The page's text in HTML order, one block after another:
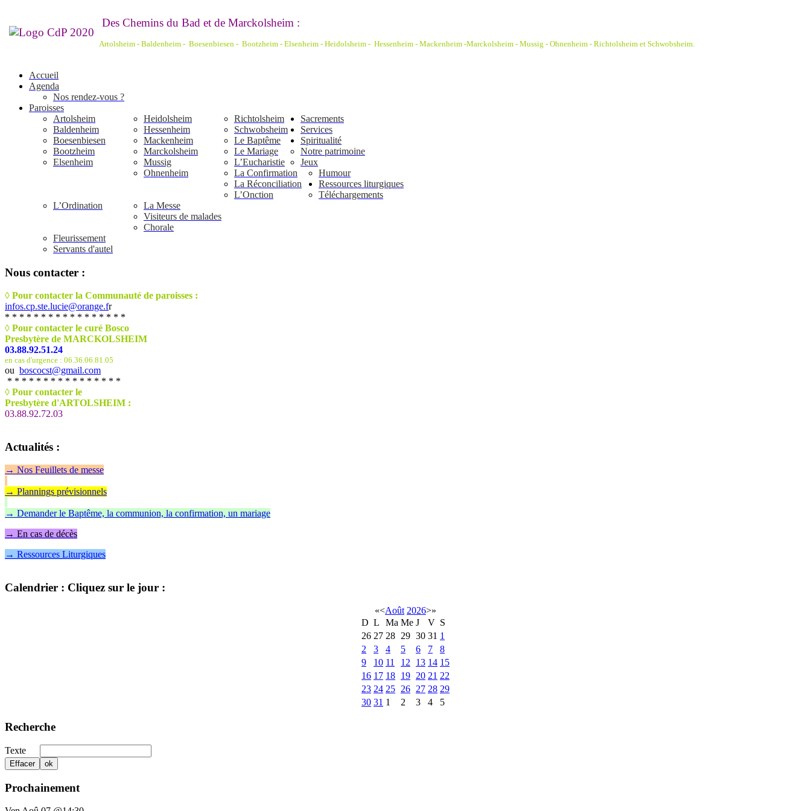
Des Chemins du Bad et de Marckolsheim :
Artolsheim - Baldenheim - Boesenbiesen - Bootzheim - Elsenheim - Heidolsheim - Hessenheim - Mackenheim -Marckolsheim - Mussig - Ohnenheim - Richtolsheim et Schwobsheim.
Accueil
Agenda
Nos rendez-vous ?
Paroisses
Artolsheim
Baldenheim
Boesenbiesen
Bootzheim
Elsenheim
Heidolsheim
Hessenheim
Mackenheim
Marckolsheim
Mussig
Ohnenheim
Richtolsheim
Schwobsheim
Sacrements
Le Baptême
Le Mariage
L’Eucharistie
La Confirmation
La Réconciliation
L’Onction
L’Ordination
Services
La Messe
Visiteurs de malades
Chorale
Fleurissement
Servants d'autel
Spiritualité
Notre patrimoine
Jeux
Humour
Ressources liturgiques
Téléchargements
Nous contacter :
◊ Pour contacter la Communauté de paroisses :
infos.cp.ste.lucie@orange.fr
* * * * * * * * * * * * * * * * *
◊ Pour contacter le curé Bosco
Presbytère de MARCKOLSHEIM
03.88.92.51.24
en cas d'urgence : 06.36.06.81.05
ou boscocst@gmail.com
* * * * * * * * * * * * * * * *
◊ Pour contacter le
Presbytère d'ARTOLSHEIM :
03.88.92.72.03
Actualités :
→ Nos Feuillets de messe
→ Plannings prévisionnels
→ Demander le Baptême, la communion, la confirmation, un mariage
→ En cas de décès
→ Ressources Liturgiques
Calendrier : Cliquez sur le jour :
«<Août 2026>»
D L Ma Me J V S
26 27 28 29 30 31 1
2
3 4 5 6 7
8
9
10 11 12 13 14 15
16 17 18 19 20 21 22
23 24 25 26 27 28 29
30 31 1 2 3 4 5
Recherche
Texte
Prochainement